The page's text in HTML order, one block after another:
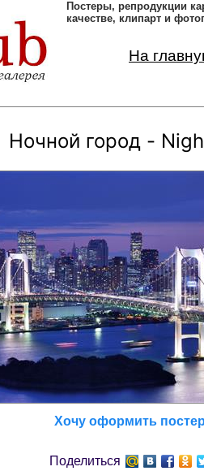
Постеры, pепродукции
качестве, клипарт и
На
Ночной город -
Хочу оформить постер
Поделиться